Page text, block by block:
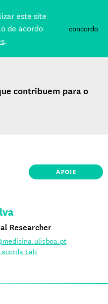
este site
de acordo
.
concordo
contribuem para o
APOIE
Researcher
Lab